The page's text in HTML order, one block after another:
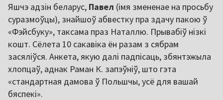
Яшчэ адзін беларус, Павел (імя змененае на просьбу
суразмоўцы), знайшоў абвестку пра здачу пакою ў
«Фэйсбуку», таксама праз Наталлю. Прывабіў нізкі
кошт. Сёлета 10 сакавіка ён разам з сябрам
засяліўся. Анкета, якую далі падпісаць, збянтэжыла
хлопцаў, аднак Раман К. запэўніў, што гэта
«стандартная дамова ў Польшчы, усё для вашай
бяспекі».